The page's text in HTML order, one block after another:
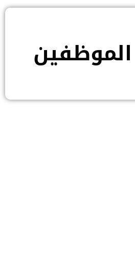
الموظفين